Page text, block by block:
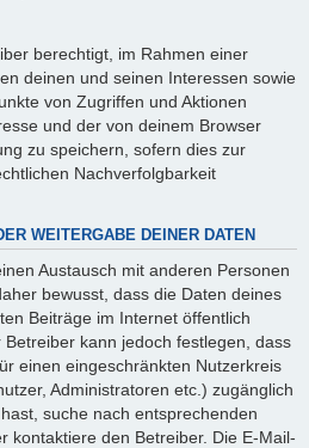
berechtigt, im Rahmen einer
deinen und seinen Interessen sowie
von Zugriffen und Aktionen
und der von deinem Browser
zu speichern, sofern dies zur
Nachverfolgbarkeit
WEITERGABE DEINER DATEN
Austausch mit anderen Personen
bewusst, dass die Daten deines
Beiträge im Internet öffentlich
kann jedoch festlegen, dass
einen eingeschränkten Nutzerkreis
Administratoren etc.) zugänglich
suche nach entsprechenden
kontaktiere den Betreiber. Die E-Mail-